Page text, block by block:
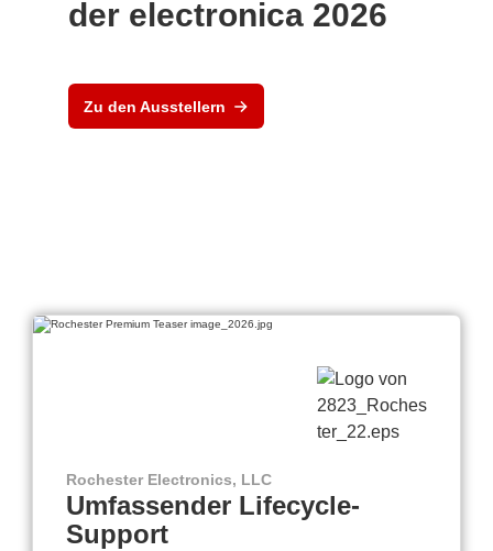
der electronica 2026
Zu den Ausstellern
Rochester Electronics, LLC
Umfassender Lifecycle-
Support